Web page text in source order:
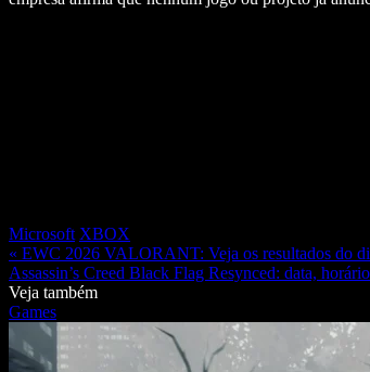
Microsoft XBOX
« EWC 2026 VALORANT: Veja os resultados do
Assassin’s Creed Black Flag Resynced: data,
Veja também
Games